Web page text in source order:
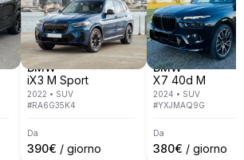
BMW
iX3 M Sport
2022 • SUV
#RA6G35K4
Da
390€ / giorno
BMW
X7 40d M
2024 • SUV
#YXJMAQ9G
Da
380€ / giorno